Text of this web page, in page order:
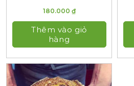
500g
180.000 ₫
Thêm vào giỏ
hàng